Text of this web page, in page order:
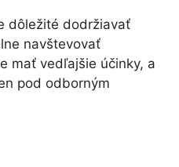
dôležité dodržiavať
navštevovať
mať vedľajšie účinky, a
pod odborným